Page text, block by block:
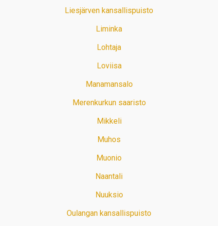
Liesjärven kansallispuisto
Liminka
Lohtaja
Loviisa
Manamansalo
Merenkurkun saaristo
Mikkeli
Muhos
Muonio
Naantali
Nuuksio
Oulangan kansallispuisto